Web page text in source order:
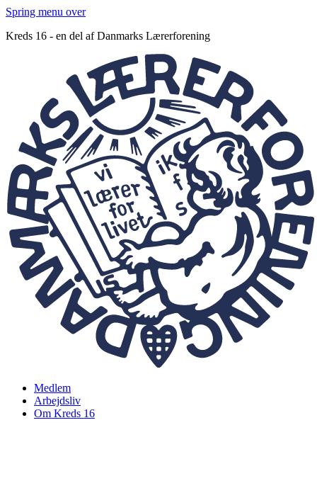
Spring menu over
Kreds 16 - en del af Danmarks Lærerforening
Medlem
Arbejdsliv
Om Kreds 16